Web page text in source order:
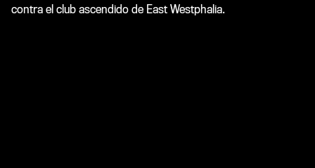
contra el club ascendido de East Westphalia.